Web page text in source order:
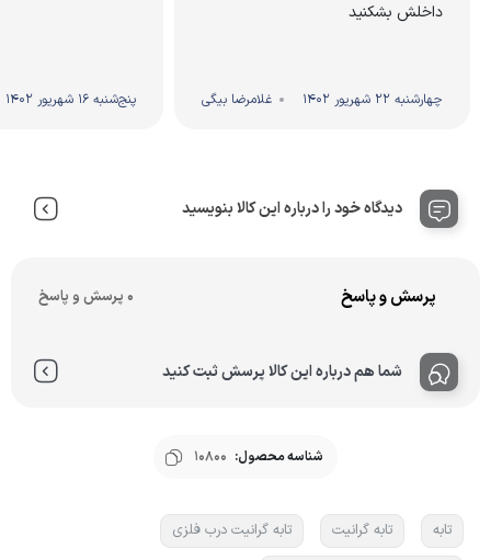
داخلش بشکنید
چهارشنبه 22 شهریور 1402 غلامرضا بیگی پنج‌شنبه 16 شهریور 1402
دیدگاه خود را درباره این کالا بنویسید
پرسش و پاسخ 0 پرسش و پاسخ
شما هم درباره این کالا پرسش ثبت کنید
شناسه محصول: 10800
تابه تابه گرانیت
تابه گرانیت درب فلزی